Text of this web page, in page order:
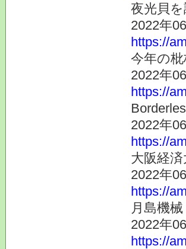
夜光貝を
2022年
https://
今年の
2022年
https://
2022年
https://
大阪経
2022年
https://
月島機
2022年
https://